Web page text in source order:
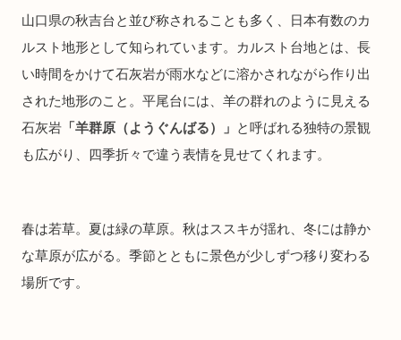
山口県の秋吉台と並び称されることも多く、日本有数のカ
ルスト地形として知られています。カルスト台地とは、長
い時間をかけて石灰岩が雨水などに溶かされながら作り出
された地形のこと。平尾台には、羊の群れのように見える
石灰岩 「羊群原（ようぐんばる）」 と呼ばれる独特の景観
も広がり、四季折々で違う表情を見せてくれます。
春は若草。夏は緑の草原。秋はススキが揺れ、冬には静か
な草原が広がる。季節とともに景色が少しずつ移り変わる
場所です。